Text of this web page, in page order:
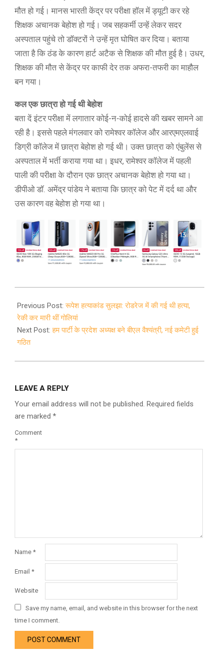
मौत हो गई। मानस भारती केंद्र पर परीक्षा हॉल में ड्यूटी कर रहे
शिक्षक अचानक बेहोश हो गई। जब सहकर्मी उन्हें लेकर सदर
अस्पताल पहुंचे तो डॉक्टरों ने उन्हें मृत घोषित कर दिया। बताया
जाता है कि ठंड के कारण हार्ट अटैक से शिक्षक की मौत हुई है। उधर,
शिक्षक की मौत से केंद्र पर काफी देर तक अफरा-तफरी का माहौल
बन गया।
कल एक छात्रा हो गई थी बेहोश
बता दें इंटर परीक्षा में लगातार कोई-न-कोई हादसे की खबर सामने आ
रही है। इससे पहले मंगलवार को रामेश्वर कॉलेज और आरएमएलवाई
डिग्री कॉलेज में छात्रा बेहोश हो गई थी। उक्त छात्रा को एंबुलेंस से
अस्पताल में भर्ती कराया गया था। इधर, रामेश्वर कॉलेज में पहली
पाली की परीक्षा के दौरान एक छात्र अचानक बेहोश हो गया था।
डीपीओ डॉ. अमेंद्र पांडेय ने बताया कि छात्र को पेट में दर्द था और
उस कारण वह बेहोश हो गया था।
02-
03
Previous Post:रूपेश हत्याकांड सुलझा: रोडरेज में की गई थी हत्या,
रेकी कर मारी थीं गोलियां
Next Post:हम पार्टी के प्रदेश अध्यक्ष बने बीएल वैश्यंत्री, नई कमेटी हुई
गठित
LEAVE A REPLY
Your email address will not be published. Required fields
are marked *
Comment
*
Name *
Email *
Website
Save my name, email, and website in this browser for the next
time I comment.